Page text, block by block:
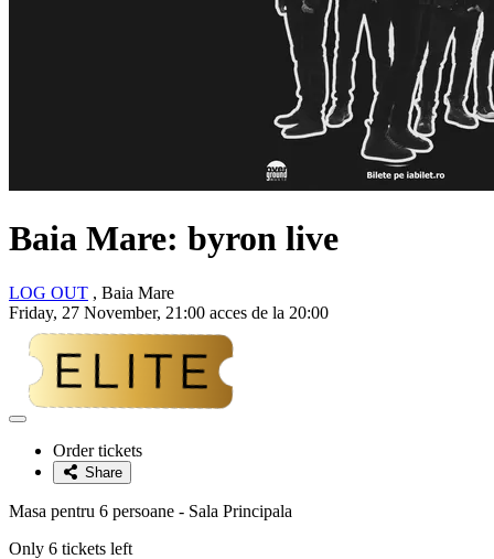
Baia Mare: byron live
LOG OUT , Baia Mare
Friday, 27 November, 21:00 acces de la 20:00
Adaugă
favoriteOrder tickets
Share
Masa pentru 6 persoane - Sala Principala
Only 6 tickets left